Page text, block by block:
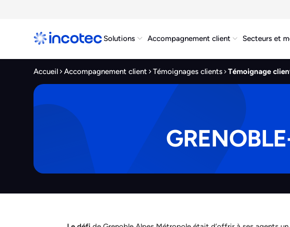
Solutions Accompagnement client Secteurs et
Accueil Accompagnement client Témoignages clients Témoignage